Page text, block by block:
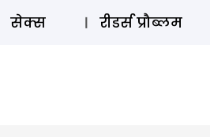
सेक्स रीडर्स प्रौब्लम